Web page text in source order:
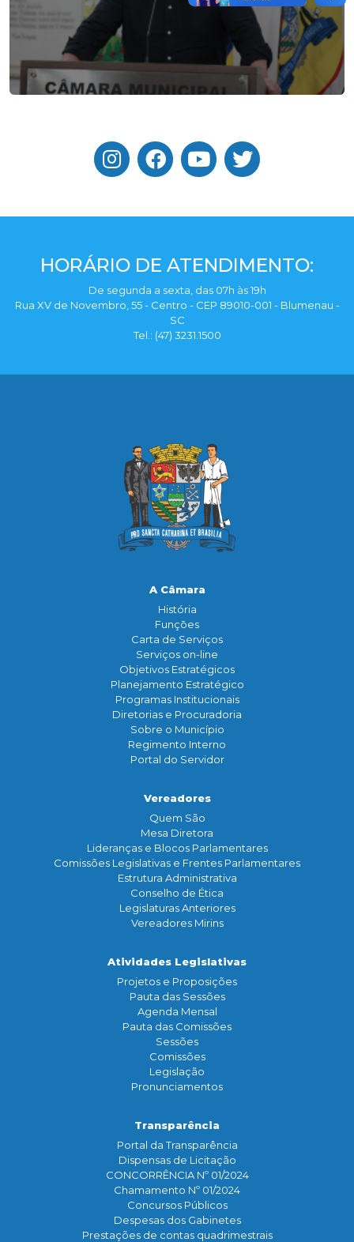
HORÁRIO DE ATENDIMENTO:
De segunda a sexta, das 07h às 19h
Rua XV de Novembro, 55 - Centro - CEP 89010-001 - Blumenau -
SC
Tel.: (47) 3231.1500
A Câmara
História
Funçōes
Carta de Serviços
Serviços on-line
Objetivos Estratégicos
Planejamento Estratégico
Programas Institucionais
Diretorias e Procuradoria
Sobre o Município
Regimento Interno
Portal do Servidor
Vereadores
Quem São
Mesa Diretora
Lideranças e Blocos Parlamentares
Comissões Legislativas e Frentes Parlamentares
Estrutura Administrativa
Conselho de Ética
Legislaturas Anteriores
Vereadores Mirins
Atividades Legislativas
Projetos e Proposições
Pauta das Sessões
Agenda Mensal
Pauta das Comissões
Sessões
Comissões
Legislação
Pronunciamentos
Transparência
Portal da Transparência
Dispensas de Licitação
CONCORRÊNCIA Nº 01/2024
Chamamento Nº 01/2024
Concursos Públicos
Despesas dos Gabinetes
Prestações de contas quadrimestrais